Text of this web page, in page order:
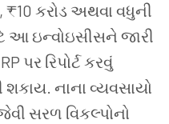
કરોડ અથવા વધુની
આ ઇન્વોઇસીસને જારી
પર રિપોર્ટ કરવું
નાના વ્યવસાયો
સરળ વિકલ્પોનો